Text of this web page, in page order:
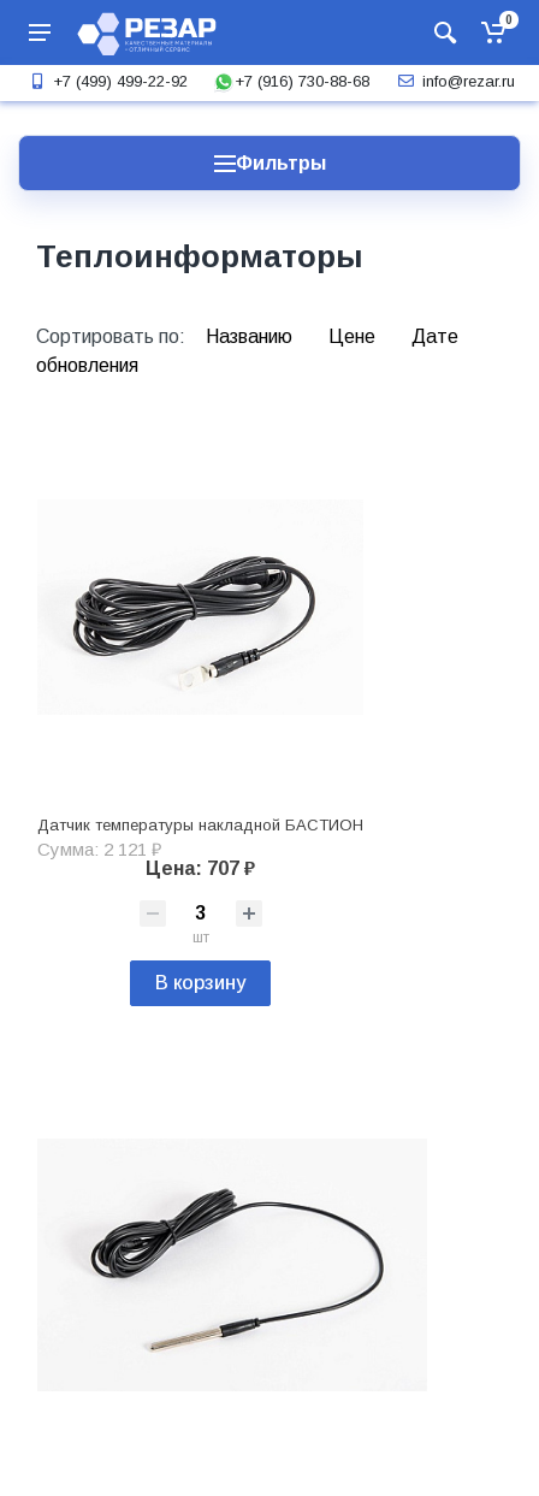
0
+7 (499) 499-22-92 +7 (916) 730-88-68 info@rezar.ru
Фильтры
Теплоинформаторы
Сортировать по: Названию Цене
Дате
обновления
Датчик температуры накладной БАСТИОН
Сумма: 2 121 ₽
Цена: 707 ₽
шт
В корзину